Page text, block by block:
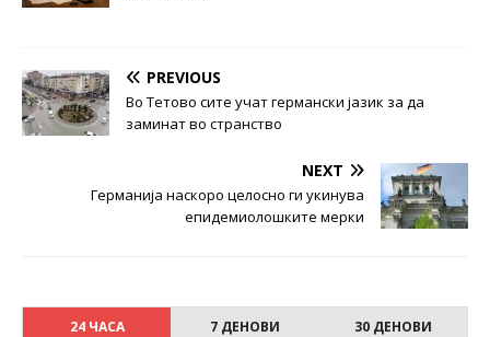
PREVIOUS
Во Тетово сите учат германски јазик за да
заминат во странство
NEXT
Германија наскоро целосно ги укинува
епидемиолошките мерки
24 ЧАСА 7 ДЕНОВИ 30 ДЕНОВИ